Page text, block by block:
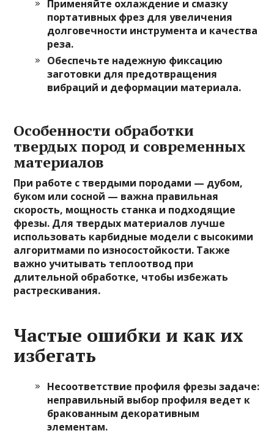
Применяйте охлаждение и смазку
портативных фрез для увеличения
долговечности инструмента и качества
реза.
Обеспечьте надежную фиксацию
заготовки для предотвращения
вибраций и деформации материала.
Особенности обработки
твердых пород и современных
материалов
При работе с твердыми породами — дубом,
буком или сосной — важна правильная
скорость, мощность станка и подходящие
фрезы. Для твердых материалов лучше
использовать карбидные модели с высокими
алгоритмами по износостойкости. Также
важно учитывать теплоотвод при
длительной обработке, чтобы избежать
растрескивания.
Частые ошибки и как их
избегать
Несоответствие профиля фрезы задаче:
неправильный выбор профиля ведет к
бракованным декоративным
элементам.